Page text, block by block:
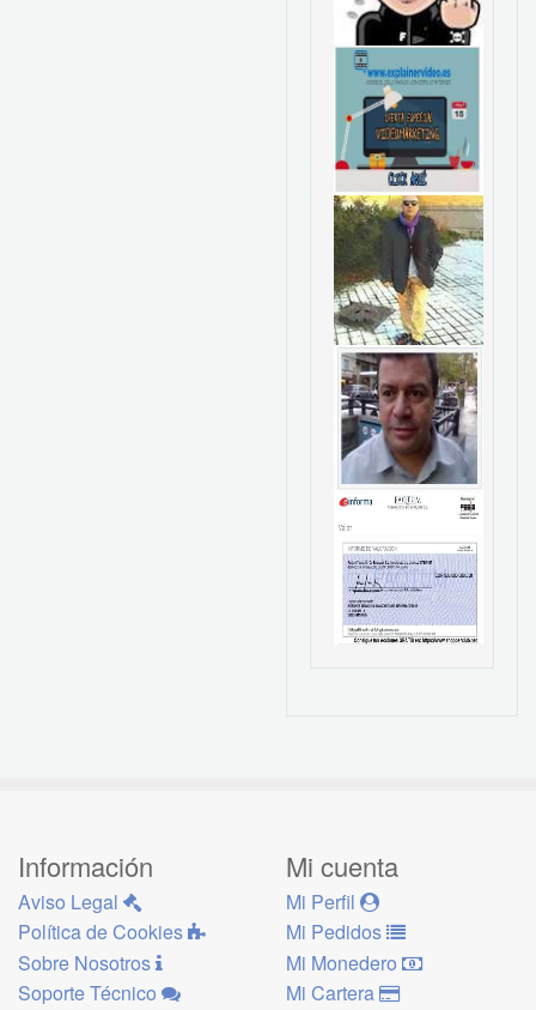
Información
Aviso Legal
Política de Cookies
Sobre Nosotros
Soporte Técnico
Mi cuenta
Mi Perfil
Mi Pedidos
Mi Monedero
Mi Cartera